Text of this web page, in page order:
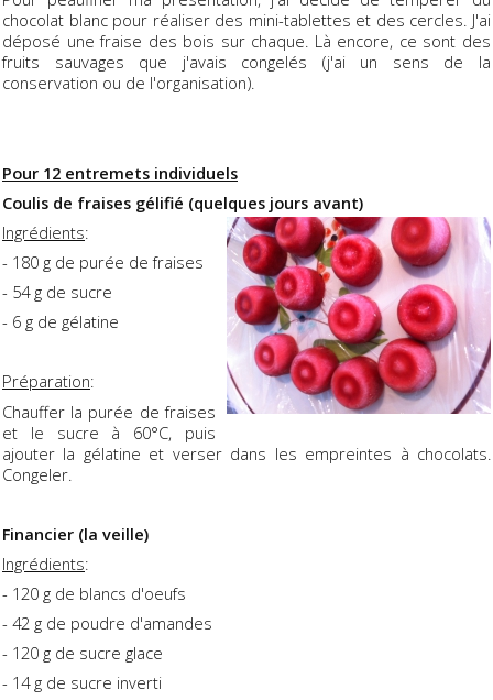
chocolat blanc pour réaliser des mini-tablettes et des cercles. J'ai
déposé une fraise des bois sur chaque. Là encore, ce sont des
fruits sauvages que j'avais congelés (j'ai un sens de la
conservation ou de l'organisation).
Pour 12 entremets individuels
Coulis de fraises gélifié (quelques jours avant)
Ingrédients:
- 180 g de purée de fraises
- 54 g de sucre
- 6 g de gélatine
Préparation:
Chauffer la purée de fraises
et le sucre à 60°C, puis
ajouter la gélatine et verser dans les empreintes à chocolats.
Congeler.
Financier (la veille)
Ingrédients:
- 120 g de blancs d'oeufs
- 42 g de poudre d'amandes
- 120 g de sucre glace
- 14 g de sucre inverti